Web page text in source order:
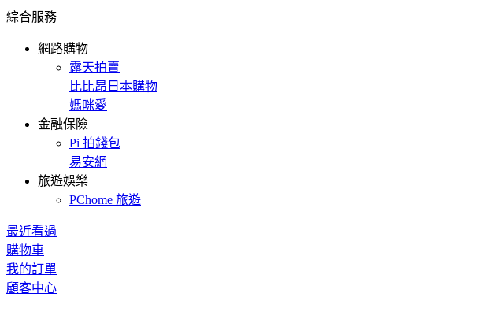
綜合服務
網路購物
露天拍賣
比比昂日本購物
媽咪愛
金融保險
Pi 拍錢包
易安網
旅遊娛樂
PChome 旅遊
最近看過
購物車
我的訂單
顧客中心